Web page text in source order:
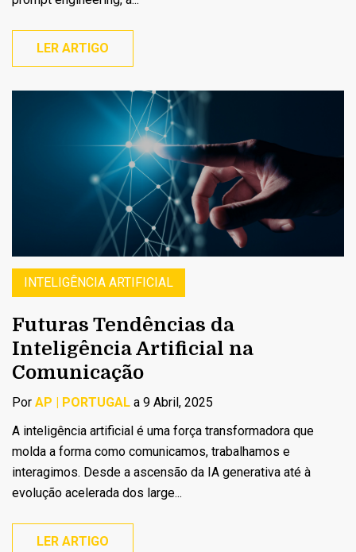
LER ARTIGO
INTELIGÊNCIA ARTIFICIAL
Futuras Tendências da
Inteligência Artificial na
Comunicação
Por AP | PORTUGAL a 9 Abril, 2025
A inteligência artificial é uma força transformadora que
molda a forma como comunicamos, trabalhamos e
interagimos. Desde a ascensão da IA generativa até à
evolução acelerada dos large...
LER ARTIGO